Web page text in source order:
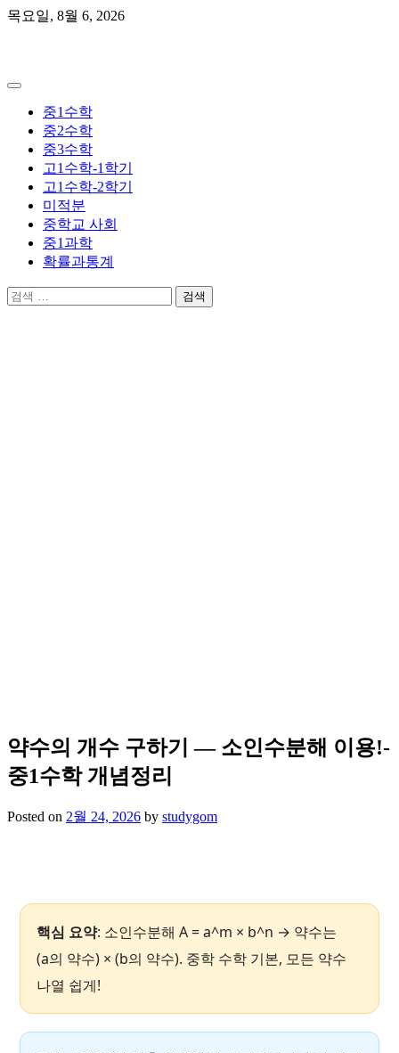
Skip
목요일, 8월 6, 2026
중1수학
중2수학
중3수학
고1수학-1학기
고1수학-2학기
미적분
중학교 사회
중1과학
확률과통계
검
약수의 개수 구하기 — 소인수분해 이용!-
중1수학 개념정리
Posted on 2월 24, 2026 by studygom
핵심 요약: 소인수분해 A = a^m × b^n → 약수는
(a의 약수) × (b의 약수). 중학 수학 기본, 모든 약수
나열 쉽게!